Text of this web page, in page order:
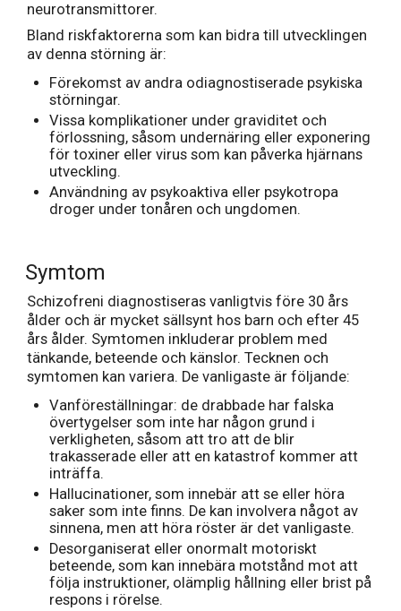
neurotransmittorer.
Bland riskfaktorerna som kan bidra till utvecklingen
av denna störning är:
Förekomst av andra odiagnostiserade psykiska
störningar.
Vissa komplikationer under graviditet och
förlossning, såsom undernäring eller exponering
för toxiner eller virus som kan påverka hjärnans
utveckling.
Användning av psykoaktiva eller psykotropa
droger under tonåren och ungdomen.
Symtom
Schizofreni diagnostiseras vanligtvis före 30 års
ålder och är mycket sällsynt hos barn och efter 45
års ålder. Symtomen inkluderar problem med
tänkande, beteende och känslor. Tecknen och
symtomen kan variera. De vanligaste är följande:
Vanföreställningar: de drabbade har falska
övertygelser som inte har någon grund i
verkligheten, såsom att tro att de blir
trakasserade eller att en katastrof kommer att
inträffa.
Hallucinationer, som innebär att se eller höra
saker som inte finns. De kan involvera något av
sinnena, men att höra röster är det vanligaste.
Desorganiserat eller onormalt motoriskt
beteende, som kan innebära motstånd mot att
följa instruktioner, olämplig hållning eller brist på
respons i rörelse.